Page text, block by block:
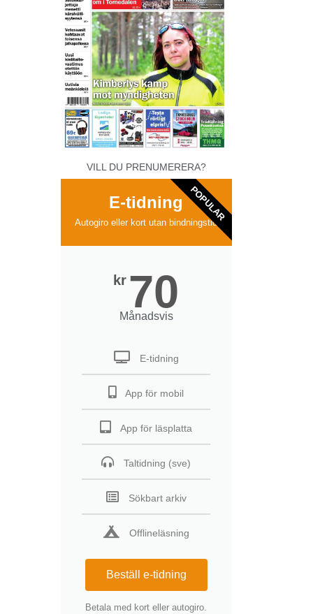
VILL DU PRENUMERERA?
E-tidning
Autogiro eller kort utan bindningstid
kr 70
Månadsvis
E-tidning
App för mobil
App för läsplatta
Taltidning (sve)
Sökbart arkiv
Offlineläsning
Beställ e-tidning
Betala med kort eller autogiro.
POPULAR